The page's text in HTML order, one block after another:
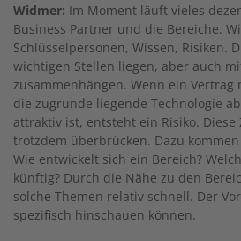
Widmer: Im Moment läuft vieles
Business Partner und die Bereiche.
Schlüsselpersonen, Wissen, Risiken.
wichtigen Stellen liegen, aber auch
zusammenhängen. Wenn ein Vertrag
die zugrunde liegende Technologie
attraktiv ist, entsteht ein Risiko.
trotzdem überbrücken. Dazu
Wie entwickelt sich ein Bereich?
künftig? Durch die Nähe zu den
solche Themen relativ schnell. Der
spezifisch hinschauen können.